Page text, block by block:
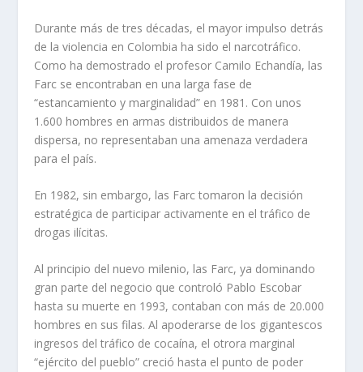
Durante más de tres décadas, el mayor impulso detrás
de la violencia en Colombia ha sido el narcotráfico.
Como ha demostrado el profesor Camilo Echandía, las
Farc se encontraban en una larga fase de
“estancamiento y marginalidad” en 1981. Con unos
1.600 hombres en armas distribuidos de manera
dispersa, no representaban una amenaza verdadera
para el país.
En 1982, sin embargo, las Farc tomaron la decisión
estratégica de participar activamente en el tráfico de
drogas ilícitas.
Al principio del nuevo milenio, las Farc, ya dominando
gran parte del negocio que controló Pablo Escobar
hasta su muerte en 1993, contaban con más de 20.000
hombres en sus filas. Al apoderarse de los gigantescos
ingresos del tráfico de cocaína, el otrora marginal
“ejército del pueblo” creció hasta el punto de poder